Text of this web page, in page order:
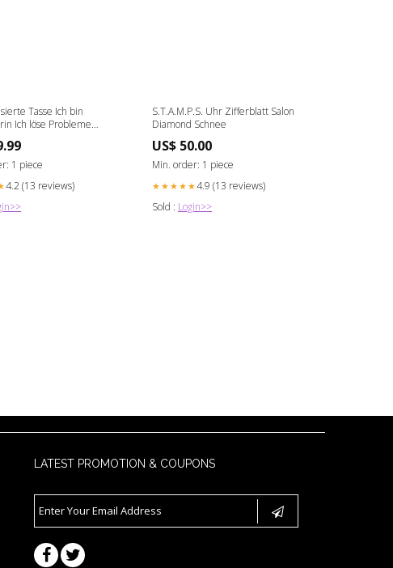
Tasse Ich bin
Ich löse Probleme
1 piece
4.2 (13 reviews)
S.T.A.M.P.S. Uhr Zifferblatt Salon
Diamond Schnee
US$ 50.00
Min. order: 1 piece
★★★★★4.9 (13 reviews)
Sold : Login>>
LATEST PROMOTION & COUPONS